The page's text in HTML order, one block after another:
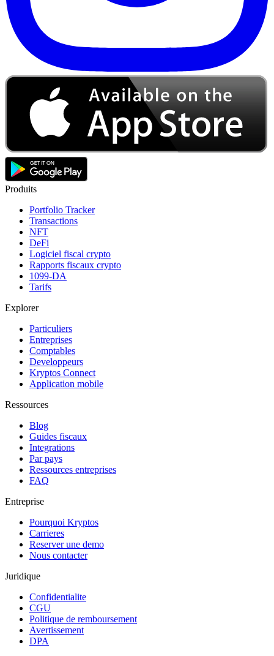
Produits
Portfolio Tracker
Transactions
NFT
DeFi
Logiciel fiscal crypto
Rapports fiscaux crypto
1099-DA
Tarifs
Explorer
Particuliers
Entreprises
Comptables
Developpeurs
Kryptos Connect
Application mobile
Ressources
Blog
Guides fiscaux
Integrations
Par pays
Ressources entreprises
FAQ
Entreprise
Pourquoi Kryptos
Carrieres
Reserver une demo
Nous contacter
Juridique
Confidentialite
CGU
Politique de remboursement
Avertissement
DPA